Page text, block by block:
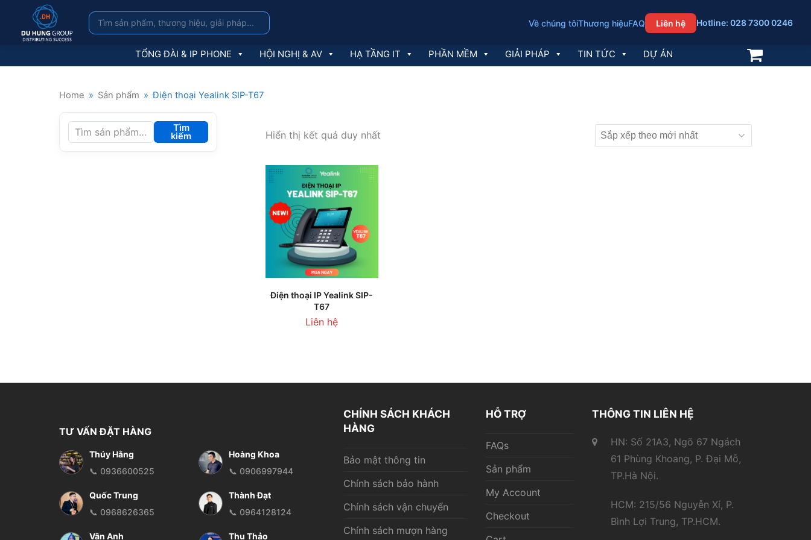
Về chúng tôiThương hiệuFAQ Liên hệ Hotline: 028 7300 0246
TỔNG ĐÀI & IP PHONE HỘI NGHỊ & AV HẠ TẦNG IT PHẦN MỀM GIẢI PHÁP TIN TỨC DỰ ÁN
Home » Sản phẩm » Điện thoại Yealink SIP-T67
Hiển thị kết quả duy nhất
THÊM VÀO GIỎ HÀNG
Điện thoại IP Yealink SIP-
T67
Liên hệ
Tìm
kiếm
TƯ VẤN ĐẶT HÀNG
Thúy Hằng
📞 0936600525
Hoàng Khoa
📞 0906997944
Quốc Trung
📞 0968626365
Thành Đạt
📞 0964128124
Vân Anh Thu Thảo
CHÍNH SÁCH KHÁCH
HÀNG
Bảo mật thông tin
Chính sách bảo hành
Chính sách vận chuyển
Chính sách mượn hàng
HỖ TRỢ
FAQs
Sản phẩm
My Account
Checkout
THÔNG TIN LIÊN HỆ
HN: Số 21A3, Ngõ 67 Ngách
61 Phùng Khoang, P. Đại Mỗ,
TP.Hà Nội.
HCM: 215/56 Nguyễn Xí, P.
Bình Lợi Trung, TP.HCM.